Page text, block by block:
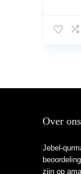
Over ons
Jebel-
zijn op